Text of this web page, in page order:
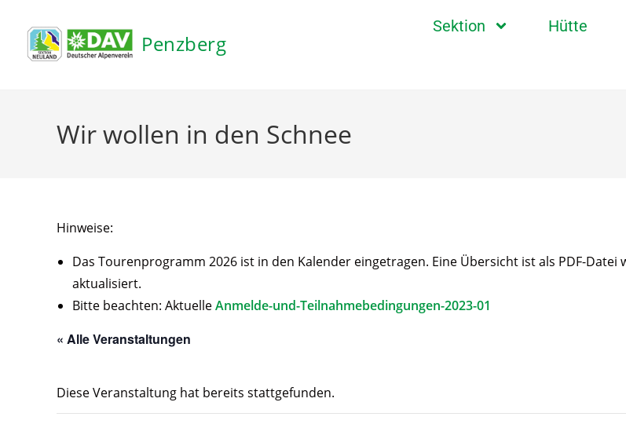
Penzberg
Sektion Hütte
Wir wollen in den Schnee
Hinweise:
Das Tourenprogramm 2026 ist in den Kalender eingetragen. Eine Übersicht ist als PDF-Datei
aktualisiert.
Bitte beachten: AktuelleAnmelde-und-Teilnahmebedingungen-2023-01
« Alle Veranstaltungen
Diese Veranstaltung hat bereits stattgefunden.